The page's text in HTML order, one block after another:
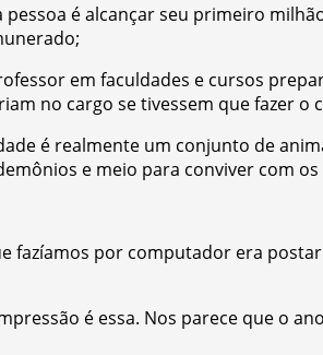
é alcançar seu primeiro
em faculdades e cursos
no cargo se tivessem que fazer o
é realmente um conjunto de
e meio para conviver com
fazíamos por computador era
é essa. Nos parece que o